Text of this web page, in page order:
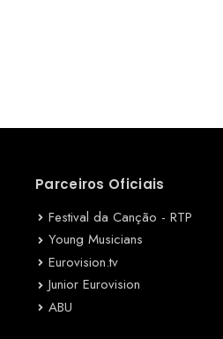
Parceiros Oficiais
Festival da Canção - RTP
Young Musicians
Eurovision.tv
Junior Eurovision
ABU